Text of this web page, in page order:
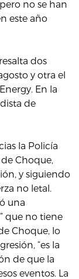
no se han
este año
dos
y otra el
En la
de
la Policía
Choque,
y siguiendo
no letal.
una
que no tiene
Choque, lo
“es la
de que la
eventos. La